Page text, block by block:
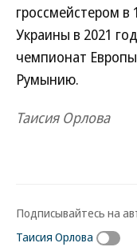
гроссмейстером в
Украины в 2021
чемпионат
Румынию.
Таисия Орлова
Подписывайтесь на
Таисия Орлова